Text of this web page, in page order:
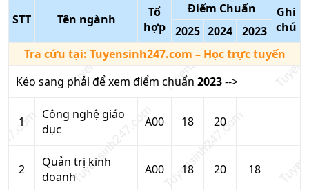
STT Tên ngành
Tổ
hợp
Điểm Chuẩn
Ghi
chú
2025 2024
2023
Tra cứu tại: Tuyensinh247.com – Học trực tuyến
Kéo sang phải để xem điểm chuẩn 2023-->
1
Công nghệ giáo
dục
A00 18 20
2
Quản trị kinh
doanh
A00 18 20 18